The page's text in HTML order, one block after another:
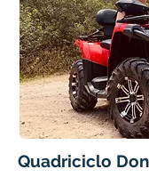
Quadriciclo